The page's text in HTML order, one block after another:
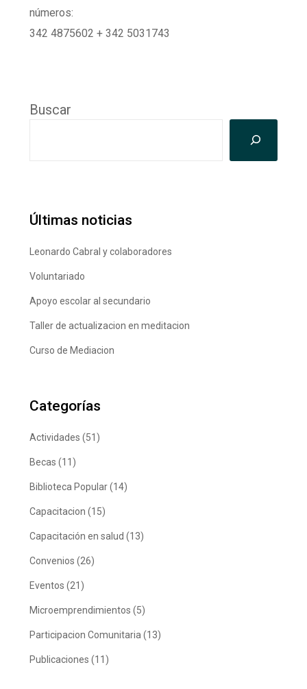
números:
342 4875602 + 342 5031743
Buscar
Últimas noticias
Leonardo Cabral y colaboradores
Voluntariado
Apoyo escolar al secundario
Taller de actualizacion en meditacion
Curso de Mediacion
Categorías
Actividades (51)
Becas (11)
Biblioteca Popular(14)
Capacitacion (15)
Capacitación en salud (13)
Convenios (26)
Eventos (21)
Microemprendimientos (5)
Participacion Comunitaria (13)
Publicaciones (11)